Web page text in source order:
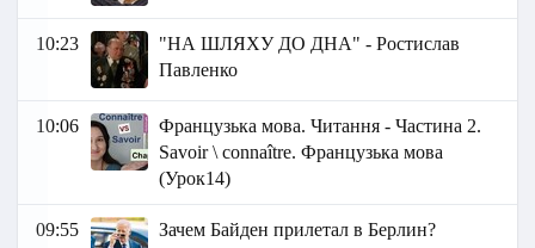
10:23
"НА ШЛЯХУ ДО ДНА" - Ростислав
Павленко
10:06
Французька мова. Читання - Частина 2.
Savoir \ connaître. Французька мова
(Урок14)
09:55 Зачем Байден прилетал в Берлин?